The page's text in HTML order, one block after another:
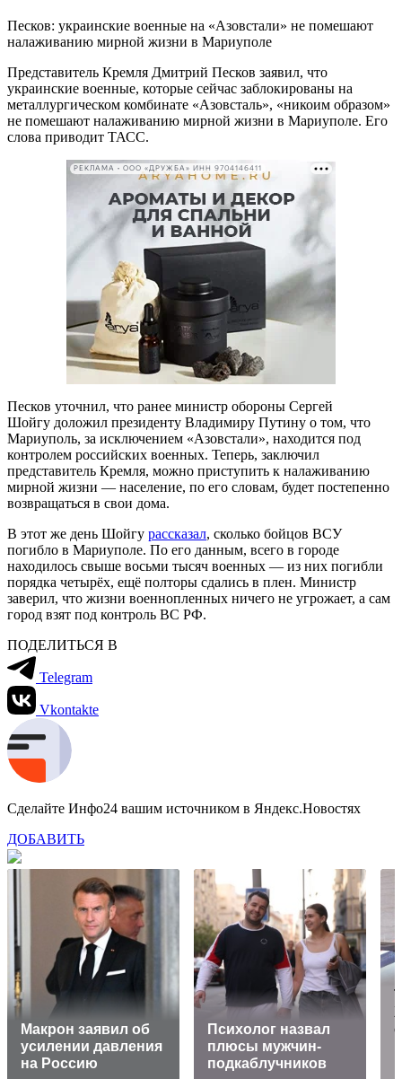
Песков: украинские военные на «Азовстали» не помешают
налаживанию мирной жизни в Мариуполе
Представитель Кремля Дмитрий Песков заявил, что
украинские военные, которые сейчас заблокированы на
металлургическом комбинате «Азовсталь», «никоим образом»
не помешают налаживанию мирной жизни в Мариуполе. Его
слова приводит ТАСС.
РЕКЛАМА • ООО «ДРУЖБА» ИНН 9704146411
Песков уточнил, что ранее министр обороны Сергей
Шойгу доложил президенту Владимиру Путину о том, что
Мариуполь, за исключением «Азовстали», находится под
контролем российских военных. Теперь, заключил
представитель Кремля, можно приступить к налаживанию
мирной жизни — население, по его словам, будет постепенно
возвращаться в свои дома.
В этот же день Шойгу рассказал, сколько бойцов ВСУ
погибло в Мариуполе. По его данным, всего в городе
находилось свыше восьми тысяч военных — из них погибли
порядка четырёх, ещё полторы сдались в плен. Министр
заверил, что жизни военнопленных ничего не угрожает, а сам
город взят под контроль ВС РФ.
ПОДЕЛИТЬСЯ В
Telegram
Vkontakte
Сделайте Инфо24 вашим источником в Яндекс.Новостях
ДОБАВИТЬ
Макрон заявил об
усилении давления
на Россию
Психолог назвал
плюсы мужчин-
подкаблучников